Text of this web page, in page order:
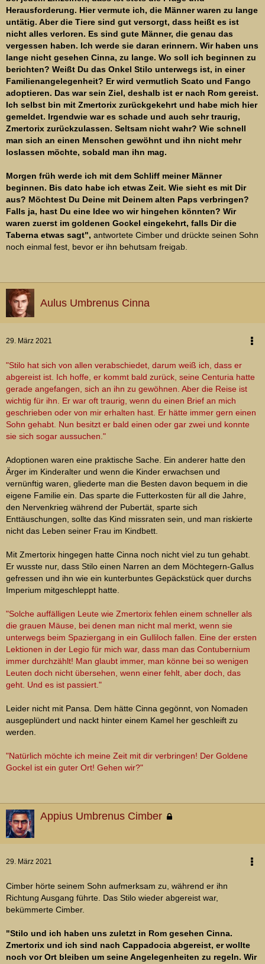
Herausforderung. Hier vermute ich, die Männer waren zu lange
untätig. Aber die Tiere sind gut versorgt, dass heißt es ist
nicht alles verloren. Es sind gute Männer, die genau das
vergessen haben. Ich werde sie daran erinnern. Wir haben uns
lange nicht gesehen Cinna, zu lange. Wo soll ich beginnen zu
berichten? Weißt Du das Onkel Stilo unterwegs ist, in einer
Familienangelegenheit? Er wird vermutlich Scato und Fango
adoptieren. Das war sein Ziel, deshalb ist er nach Rom gereist.
Ich selbst bin mit Zmertorix zurückgekehrt und habe mich hier
gemeldet. Irgendwie war es schade und auch sehr traurig,
Zmertorix zurückzulassen. Seltsam nicht wahr? Wie schnell
man sich an einen Menschen gewöhnt und ihn nicht mehr
loslassen möchte, sobald man ihn mag.
Morgen früh werde ich mit dem Schliff meiner Männer
beginnen. Bis dato habe ich etwas Zeit. Wie sieht es mit Dir
aus? Möchtest Du Deine mit Deinem alten Paps verbringen?
Falls ja, hast Du eine Idee wo wir hingehen könnten? Wir
waren zuerst im goldenen Gockel eingekehrt, falls Dir die
Taberna etwas sagt", antwortete Cimber und drückte seinen Sohn
noch einmal fest, bevor er ihn behutsam freigab.
Aulus Umbrenus Cinna
29. März 2021
"Stilo hat sich von allen verabschiedet, darum weiß ich, dass er
abgereist ist. Ich hoffe, er kommt bald zurück, seine Centuria hatte
gerade angefangen, sich an ihn zu gewöhnen. Aber die Reise ist
wichtig für ihn. Er war oft traurig, wenn du einen Brief an mich
geschrieben oder von mir erhalten hast. Er hätte immer gern einen
Sohn gehabt. Nun besitzt er bald einen oder gar zwei und konnte
sie sich sogar aussuchen."
Adoptionen waren eine praktische Sache. Ein anderer hatte den
Ärger im Kinderalter und wenn die Kinder erwachsen und
vernünftig waren, gliederte man die Besten davon bequem in die
eigene Familie ein. Das sparte die Futterkosten für all die Jahre,
den Nervenkrieg während der Pubertät, sparte sich
Enttäuschungen, sollte das Kind missraten sein, und man riskierte
nicht das Leben seiner Frau im Kindbett.
Mit Zmertorix hingegen hatte Cinna noch nicht viel zu tun gehabt.
Er wusste nur, dass Stilo einen Narren an dem Möchtegern-Gallus
gefressen und ihn wie ein kunterbuntes Gepäckstück quer durchs
Imperium mitgeschleppt hatte.
"Solche auffälligen Leute wie Zmertorix fehlen einem schneller als
die grauen Mäuse, bei denen man nicht mal merkt, wenn sie
unterwegs beim Spaziergang in ein Gulliloch fallen. Eine der ersten
Lektionen in der Legio für mich war, dass man das Contubernium
immer durchzählt! Man glaubt immer, man könne bei so wenigen
Leuten doch nicht übersehen, wenn einer fehlt, aber doch, das
geht. Und es ist passiert."
Leider nicht mit Pansa. Dem hätte Cinna gegönnt, von Nomaden
ausgeplündert und nackt hinter einem Kamel her geschleift zu
werden.
"Natürlich möchte ich meine Zeit mit dir verbringen! Der Goldene
Gockel ist ein guter Ort! Gehen wir?"
Appius Umbrenus Cimber
29. März 2021
Cimber hörte seinem Sohn aufmerksam zu, während er ihn
Richtung Ausgang führte. Das Stilo wieder abgereist war,
bekümmerte Cimber.
"Stilo und ich haben uns zuletzt in Rom gesehen Cinna.
Zmertorix und ich sind nach Cappadocia abgereist, er wollte
noch vor Ort bleiben um seine Angelegenheiten zu regeln. Wir